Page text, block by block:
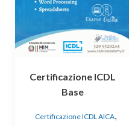
Certificazione ICDL
Base
Certificazione ICDL AICA,
varianti.
opzioni
possono
scelte